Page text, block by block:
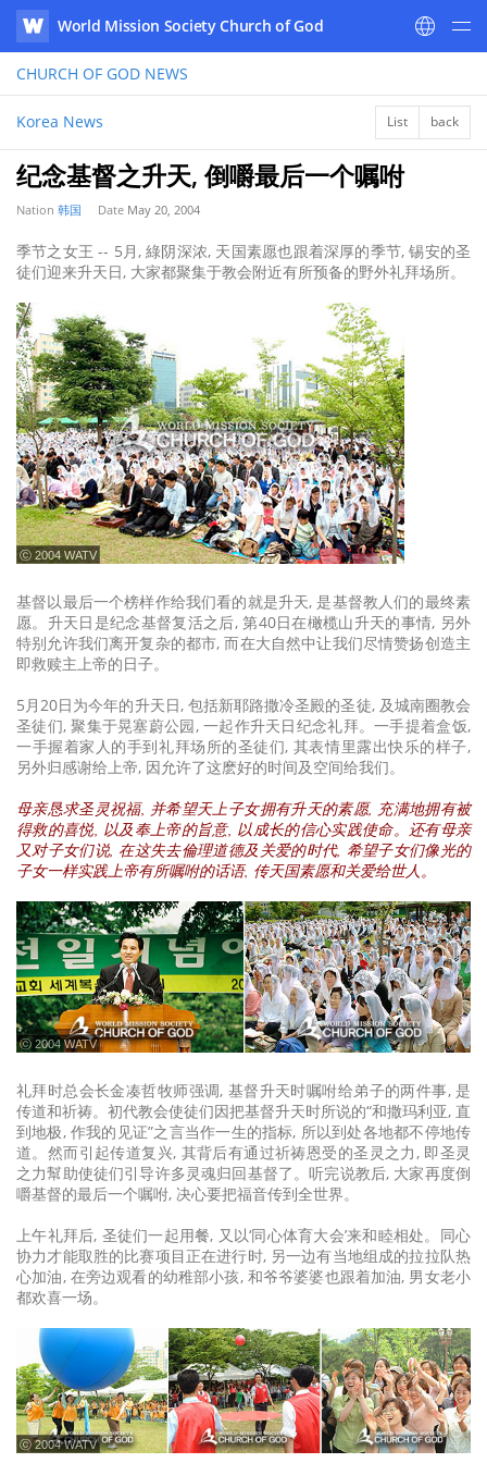
WATV
World Mission Society Church of God
CHURCH OF GOD NEWS
Korea News List back
纪念基督之升天, 倒嚼最后一个嘱咐
Nation 韩国 Date May 20, 2004
季节之女王 -- 5月, 綠阴深浓, 天国素愿也跟着深厚的季节, 锡安的圣
徒们迎来升天日, 大家都聚集于教会附近有所预备的野外礼拜场所。
ⓒ 2004 WATV
基督以最后一个榜样作给我们看的就是升天, 是基督教人们的最终素
愿。升天日是纪念基督复活之后, 第40日在橄榄山升天的事情, 另外
特别允许我们离开复杂的都市, 而在大自然中让我们尽情赞扬创造主
即救赎主上帝的日子。
5月20日为今年的升天日, 包括新耶路撒冷圣殿的圣徒, 及城南圈教会
圣徒们, 聚集于晃塞蔚公园, 一起作升天日纪念礼拜。一手提着盒饭,
一手握着家人的手到礼拜场所的圣徒们, 其表情里露出快乐的样子,
另外归感谢给上帝, 因允许了这麽好的时间及空间给我们。
母亲恳求圣灵祝福, 并希望天上子女拥有升天的素愿, 充满地拥有被
得救的喜悦, 以及奉上帝的旨意, 以成长的信心实践使命。还有母亲
又对子女们说, 在这失去倫理道德及关爱的时代, 希望子女们像光的
子女一样实践上帝有所嘱咐的话语, 传天国素愿和关爱给世人。
ⓒ 2004 WATV
礼拜时总会长金凑哲牧师强调, 基督升天时嘱咐给弟子的两件事, 是
传道和祈祷。初代教会使徒们因把基督升天时所说的“和撒玛利亚, 直
到地极, 作我的见证”之言当作一生的指标, 所以到处各地都不停地传
道。然而引起传道复兴, 其背后有通过祈祷恩受的圣灵之力, 即圣灵
之力幫助使徒们引导许多灵魂归回基督了。听完说教后, 大家再度倒
嚼基督的最后一个嘱咐, 决心要把福音传到全世界。
上午礼拜后, 圣徒们一起用餐, 又以‘同心体育大会’来和睦相处。同心
协力才能取胜的比赛项目正在进行时, 另一边有当地组成的拉拉队热
心加油, 在旁边观看的幼稚部小孩, 和爷爷婆婆也跟着加油, 男女老小
都欢喜一场。
ⓒ 2004 WATV